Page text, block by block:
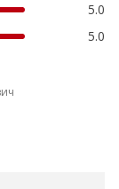
5.0
5.0